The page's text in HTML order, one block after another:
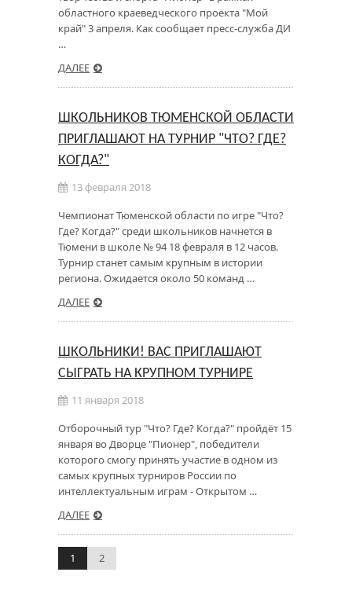
областного краеведческого проекта "Мой
край" 3 апреля. Как сообщает пресс-служба ДИ
…
ДАЛЕЕ
ШКОЛЬНИКОВ ТЮМЕНСКОЙ ОБЛАСТИ
ПРИГЛАШАЮТ НА ТУРНИР "ЧТО? ГДЕ?
КОГДА?"
13 февраля 2018
Чемпионат Тюменской области по игре "Что?
Где? Когда?" среди школьников начнется в
Тюмени в школе № 94 18 февраля в 12 часов.
Турнир станет самым крупным в истории
региона. Ожидается около 50 команд …
ДАЛЕЕ
ШКОЛЬНИКИ! ВАС ПРИГЛАШАЮТ
СЫГРАТЬ НА КРУПНОМ ТУРНИРЕ
11 января 2018
Отборочный тур "Что? Где? Когда?" пройдёт 15
января во Дворце "Пионер", победители
которого смогу принять участие в одном из
самых крупных турниров России по
интеллектуальным играм - Открытом …
ДАЛЕЕ
1 2